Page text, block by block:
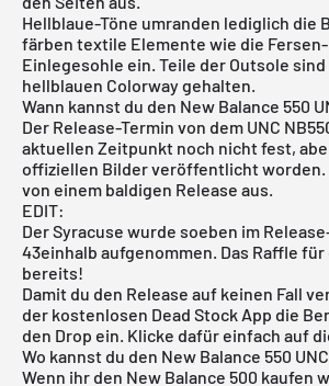
Hellblaue-Töne umranden lediglich die
färben textile Elemente wie die
Einlegesohle ein. Teile der Outsole
hellblauen Colorway gehalten.
Wann kannst du den New Balance 550
Der Release-Termin von dem UNC
aktuellen Zeitpunkt noch nicht fest,
offiziellen Bilder veröffentlicht worden.
von einem baldigen Release aus.
EDIT:
Der Syracuse wurde soeben im
43einhalb aufgenommen. Das Raffle
bereits!
Damit du den Release auf keinen Fall
der kostenlosen Dead Stock App die
den Drop ein. Klicke dafür einfach auf
Wo kannst du den New Balance 550
Wenn ihr den New Balance 500 kaufen